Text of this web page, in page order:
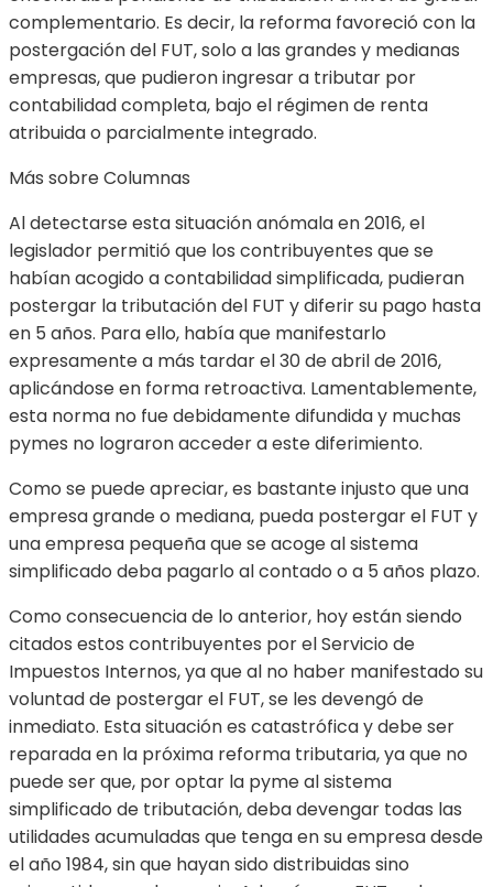
complementario. Es decir, la reforma favoreció con la
postergación del FUT, solo a las grandes y medianas
empresas, que pudieron ingresar a tributar por
contabilidad completa, bajo el régimen de renta
atribuida o parcialmente integrado.
Más sobre Columnas
Al detectarse esta situación anómala en 2016, el
legislador permitió que los contribuyentes que se
habían acogido a contabilidad simplificada, pudieran
postergar la tributación del FUT y diferir su pago hasta
en 5 años. Para ello, había que manifestarlo
expresamente a más tardar el 30 de abril de 2016,
aplicándose en forma retroactiva. Lamentablemente,
esta norma no fue debidamente difundida y muchas
pymes no lograron acceder a este diferimiento.
Como se puede apreciar, es bastante injusto que una
empresa grande o mediana, pueda postergar el FUT y
una empresa pequeña que se acoge al sistema
simplificado deba pagarlo al contado o a 5 años plazo.
Como consecuencia de lo anterior, hoy están siendo
citados estos contribuyentes por el Servicio de
Impuestos Internos, ya que al no haber manifestado su
voluntad de postergar el FUT, se les devengó de
inmediato. Esta situación es catastrófica y debe ser
reparada en la próxima reforma tributaria, ya que no
puede ser que, por optar la pyme al sistema
simplificado de tributación, deba devengar todas las
utilidades acumuladas que tenga en su empresa desde
el año 1984, sin que hayan sido distribuidas sino